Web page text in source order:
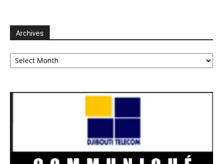
Archives
Archives